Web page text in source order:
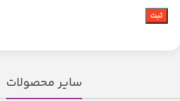
سایر محصولات